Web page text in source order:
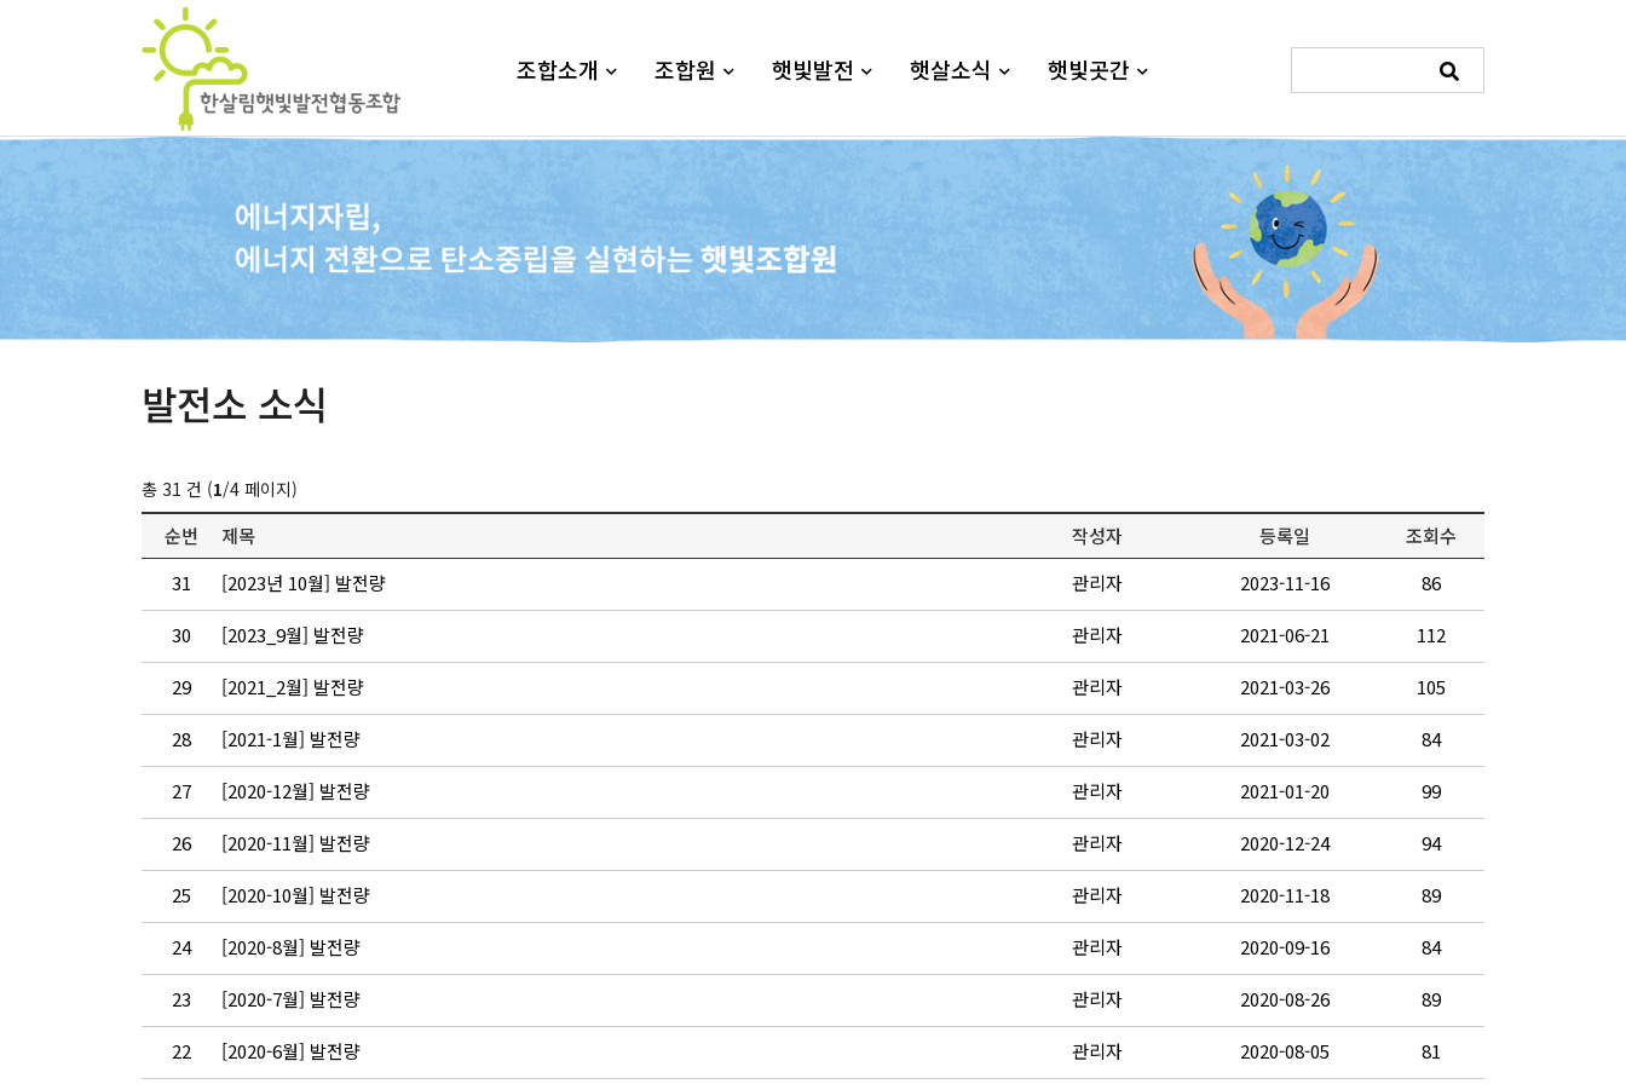
조합소개 조합원 햇빛발전 햇살소식 햇빛곳간
발전소 소식
총 31 건 (1/4 페이지)
순번 제목 작성자 등록일
조회수
31
[2023년 10월] 발전량 관리자 2023-11-16 86
30 [2023_9월] 발전량 관리자 2021-06-21 112
29 [2021_2월] 발전량 관리자 2021-03-26 105
28 [2021-1월] 발전량 관리자 2021-03-02 84
27 [2020-12월] 발전량 관리자 2021-01-20 99
26 [2020-11월] 발전량 관리자 2020-12-24 94
25 [2020-10월] 발전량 관리자 2020-11-18 89
24 [2020-8월] 발전량 관리자 2020-09-16 84
23 [2020-7월] 발전량 관리자 2020-08-26 89
22 [2020-6월] 발전량 관리자 2020-08-05 81